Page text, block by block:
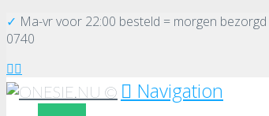
✓ Ma-vr voor 22:00 besteld = morgen bezorgd
0740
Navigation